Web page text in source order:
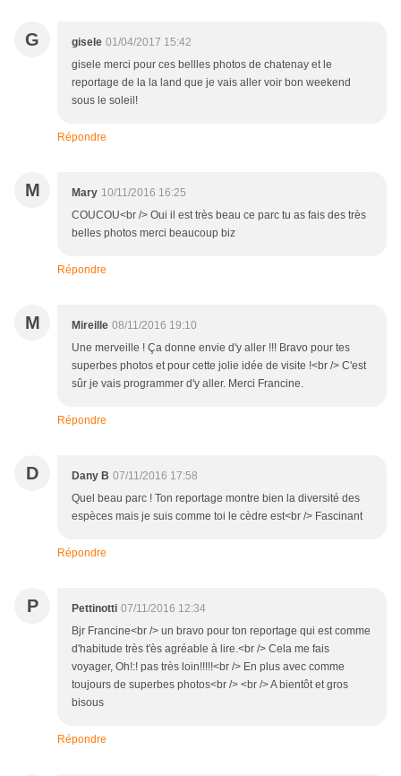
G gisele 01/04/2017 15:42
gisele merci pour ces bellles photos de chatenay et le
reportage de la la land que je vais aller voir bon weekend
sous le soleil!
Répondre
M Mary 10/11/2016 16:25
COUCOU<br /> Oui il est très beau ce parc tu as fais des très
belles photos merci beaucoup biz
Répondre
M Mireille 08/11/2016 19:10
Une merveille ! Ça donne envie d'y aller !!! Bravo pour tes
superbes photos et pour cette jolie idée de visite !<br /> C'est
sûr je vais programmer d'y aller. Merci Francine.
Répondre
D Dany B 07/11/2016 17:58
Quel beau parc ! Ton reportage montre bien la diversité des
espèces mais je suis comme toi le cèdre est<br /> Fascinant
Répondre
P Pettinotti 07/11/2016 12:34
Bjr Francine<br /> un bravo pour ton reportage qui est comme
d'habitude très t'ès agréable à lire.<br /> Cela me fais
voyager, Oh!:! pas très loin!!!!!<br /> En plus avec comme
toujours de superbes photos<br /> <br /> A bientôt et gros
bisous
Répondre